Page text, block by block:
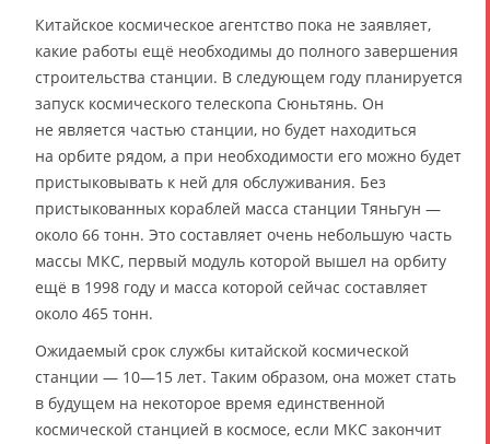
Китайское космическое агентство пока не заявляет,
какие работы ещё необходимы до полного завершения
строительства станции. В следующем году планируется
запуск космического телескопа Сюньтянь. Он
не является частью станции, но будет находиться
на орбите рядом, а при необходимости его можно будет
пристыковывать к ней для обслуживания. Без
пристыкованных кораблей масса станции Тяньгун —
около 66 тонн. Это составляет очень небольшую часть
массы МКС, первый модуль которой вышел на орбиту
ещё в 1998 году и масса которой сейчас составляет
около 465 тонн.
Ожидаемый срок службы китайской космической
станции — 10—15 лет. Таким образом, она может стать
в будущем на некоторое время единственной
космической станцией в космосе, если МКС закончит